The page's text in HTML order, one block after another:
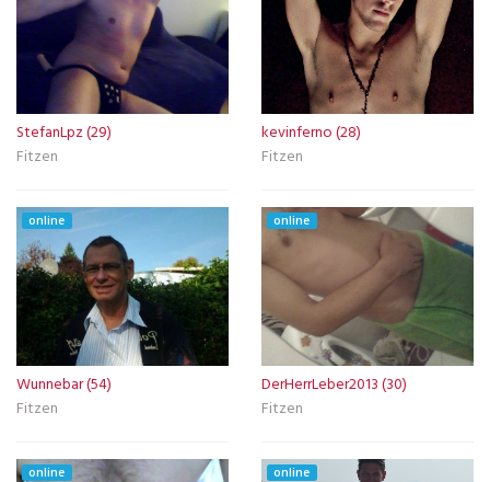
StefanLpz (29)
Fitzen
kevinferno (28)
Fitzen
online
Wunnebar (54)
Fitzen
online
DerHerrLeber2013 (30)
Fitzen
online online